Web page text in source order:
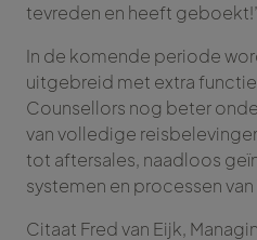
tevreden en heeft
In de komende periode
uitgebreid met extra
Counsellors nog beter
van volledige
tot aftersales, naadloos
systemen en processen
Citaat Fred van Eijk,